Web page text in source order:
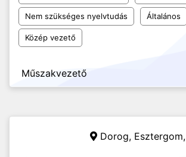
Nem szükséges nyelvtudás Általános
Közép vezető
Műszakvezető
Dorog, Esztergom,